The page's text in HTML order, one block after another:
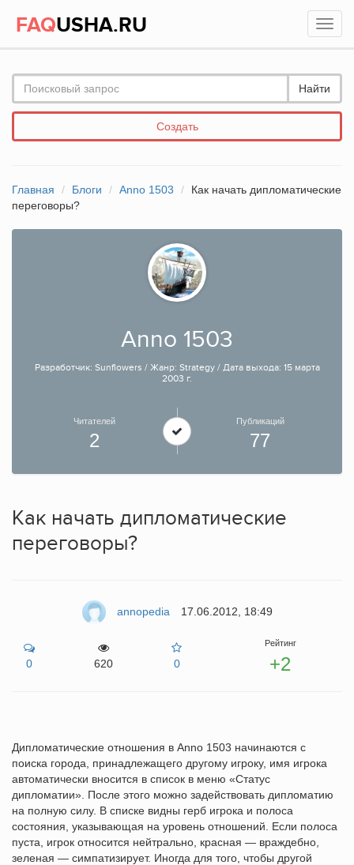
FAQUSHA.RU
Найти
Создать
Главная Блоги Anno 1503
Как начать дипломатические
переговоры?
Anno 1503
Разработчик: Sunflowers / Жанр: Strategy / Дата выхода: 15 марта
2003 г.
Читателей
2
Публикаций
77
Как начать дипломатические
переговоры?
annopedia 17.06.2012, 18:49
0 620 0
Рейтинг
+2
Дипломатические отношения в Anno 1503 начинаются с
поиска города, принадлежащего другому игроку, имя игрока
автоматически вносится в список в меню «Статус
дипломатии». После этого можно задействовать дипломатию
на полную силу. В списке видны герб игрока и полоса
состояния, указывающая на уровень отношений. Если полоса
пуста, игрок относится нейтрально, красная — враждебно,
зеленая — симпатизирует. Иногда для того, чтобы другой